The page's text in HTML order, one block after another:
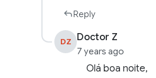
Reply
DZ Doctor Z
7 years ago
Olá boa noite,